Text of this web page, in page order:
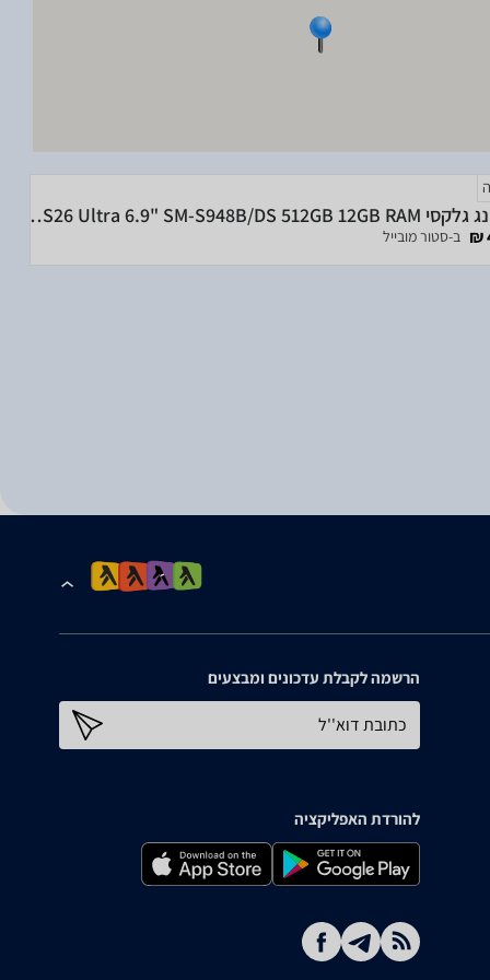
סמסונג גלקסי Samsung Galaxy S26 Ultra 6.9" SM-S948B/DS 512GB 12GB RAM
ב-סטור מובייל
הרשמה לקבלת עדכונים ומבצעים
כתובת דוא''ל
להורדת האפליקציה